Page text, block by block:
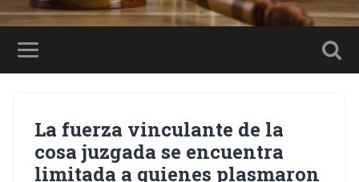
La fuerza vinculante de la
cosa juzgada se encuentra
limitada a quienes plasmaron